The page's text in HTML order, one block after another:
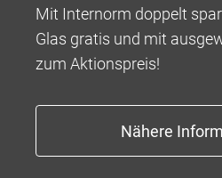
direkt an der Haustür selbst
ELEKTRISCHE
Mit Internorm doppelt
Glas gratis und mit
zum Aktionspreis!